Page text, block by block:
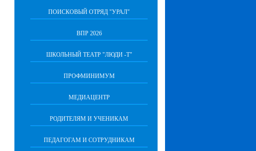
ПОИСКОВЫЙ ОТРЯД "УРАЛ"
ВПР 2026
ШКОЛЬНЫЙ ТЕАТР "ЛЮДИ -Т"
ПРОФМИНИМУМ
МЕДИАЦЕНТР
РОДИТЕЛЯМ И УЧЕНИКАМ
ПЕДАГОГАМ И СОТРУДНИКАМ